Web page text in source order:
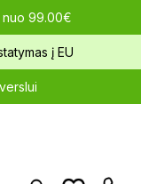
nuo 99.00€
į EU